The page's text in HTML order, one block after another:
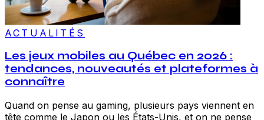
ACTUALITÉS
Les jeux mobiles au Québec en 2026 :
tendances, nouveautés et plateformes à
connaître
Quand on pense au gaming, plusieurs pays viennent en
tête comme le Japon ou les États-Unis, et on ne pense